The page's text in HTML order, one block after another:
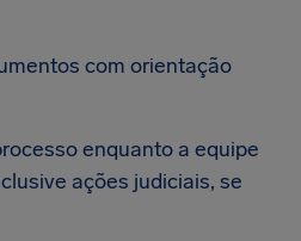
com orientação
enquanto a equipe
ações judiciais, se